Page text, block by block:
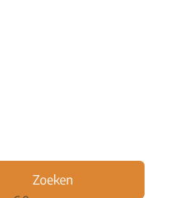
Zoeken